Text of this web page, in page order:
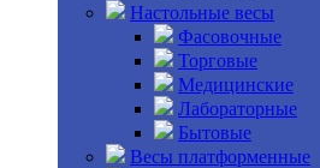
Настольные весы
Фасовочные
Торговые
Медицинские
Лабораторные
Бытовые
Весы платформенные